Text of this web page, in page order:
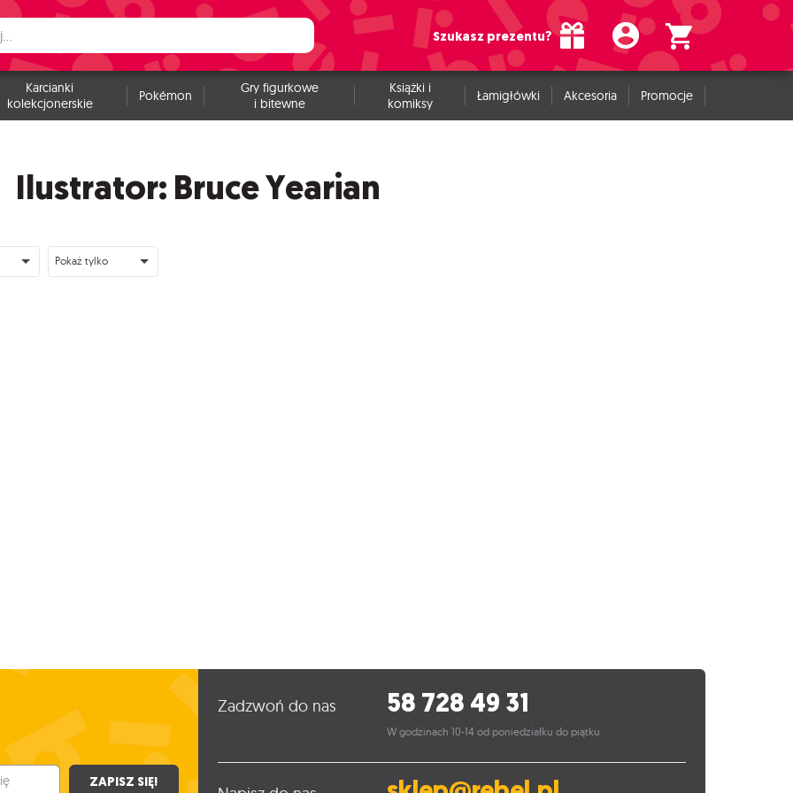
Szukasz prezentu?
Karcianki
kolekcjonerskie
Pokémon
Gry figurkowe
i bitewne
Książki i
komiksy
Łamigłówki Akcesoria Promocje
Ilustrator: Bruce Yearian
Pokaż tylko
ZAPISZ SIĘ!
Zadzwoń do nas 58 728 49 31
W godzinach 10-14 od poniedziałku do piątku